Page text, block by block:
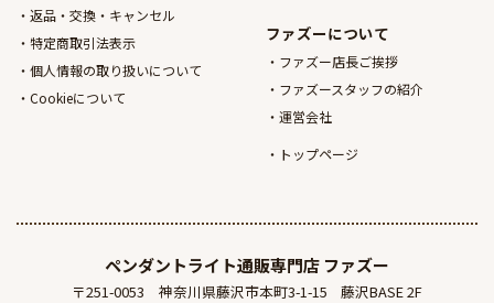
返品・交換・キャンセル
特定商取引法表示
個人情報の取り扱いについて
Cookieについて
ファズーについて
ファズー店長ご挨拶
ファズースタッフの紹介
運営会社
トップページ
ペンダントライト通販専門店 ファズー
〒251-0053 神奈川県藤沢市本町3-1-15
藤沢BASE 2F